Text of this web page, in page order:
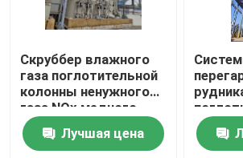
Печь платины плавя
Скруббер влажного
газа поглотительной
колонны ненужного
газа NOx медного
рудника
Лучшая цена